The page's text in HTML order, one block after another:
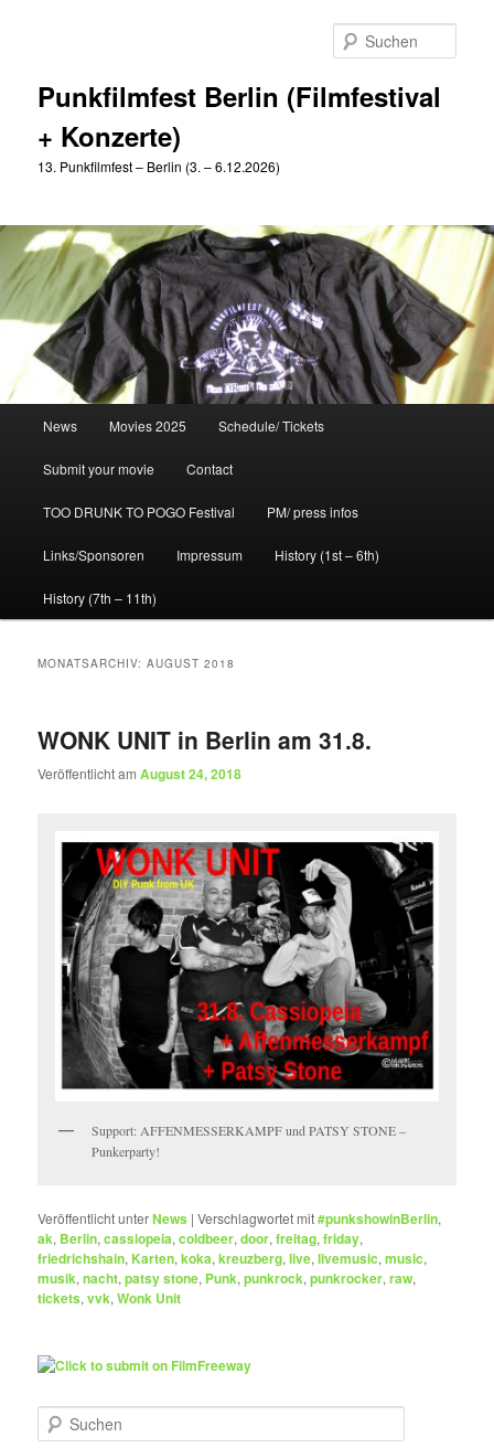
Punkfilmfest Berlin (Filmfestival
+ Konzerte)
13. Punkfilmfest – Berlin (3. – 6.12.2026)
News Movies 2025 Schedule/ Tickets
Submit your movie Contact
TOO DRUNK TO POGO Festival PM/ press infos
Links/Sponsoren Impressum History (1st – 6th)
History (7th – 11th)
MONATSARCHIV:AUGUST 2018
WONK UNIT in Berlin am 31.8.
Veröffentlicht amAugust 24, 2018
Support: AFFENMESSERKAMPF und PATSY STONE –
Punkerparty!
Veröffentlicht unterNews |Verschlagwortet mit#punkshowinBerlin,
ak, Berlin,cassiopeia,coldbeer,door,freitag,friday,
friedrichshain, Karten,koka,kreuzberg,live,livemusic,music,
musik,nacht,patsy stone, Punk,punkrock,punkrocker,raw,
tickets,vvk,Wonk Unit
u